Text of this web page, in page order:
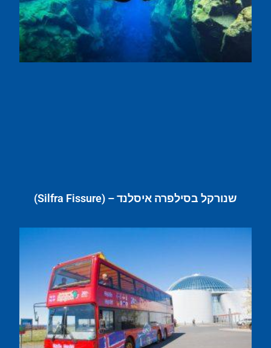
שנורקל בסילפרה איסלנד – (Silfra Fissure)